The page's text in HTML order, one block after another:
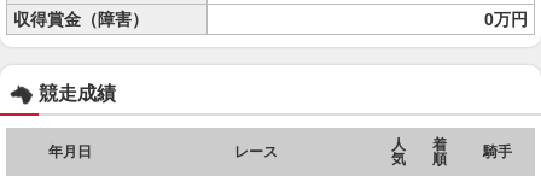
収得賞金（障害）
0万円
競走成績
年月日 レース
人
気
着
順
騎手